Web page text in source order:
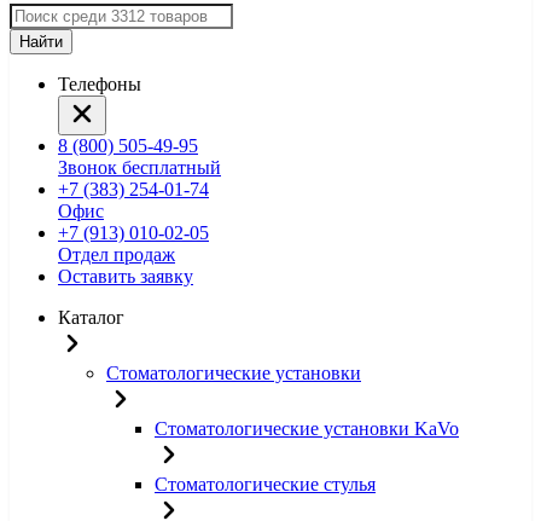
Найти
Телефоны
8 (800) 505-49-95
Звонок бесплатный
+7 (383) 254-01-74
Офис
+7 (913) 010-02-05
Отдел продаж
Оставить заявку
Каталог
Стоматологические установки
Стоматологические установки KaVo
Стоматологические стулья